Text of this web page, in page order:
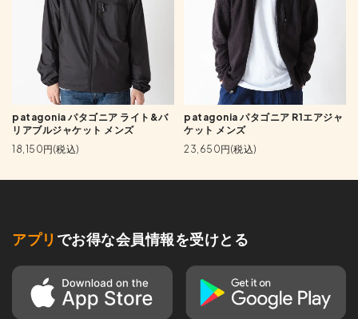
patagonia パタゴニア ライト&バ
リアブルジャケット メンズ
18,150円(税込)
patagonia パタゴニア R1エアジャ
ケット メンズ
23,650円(税込)
アプリ でお得な会員情報を受けとる